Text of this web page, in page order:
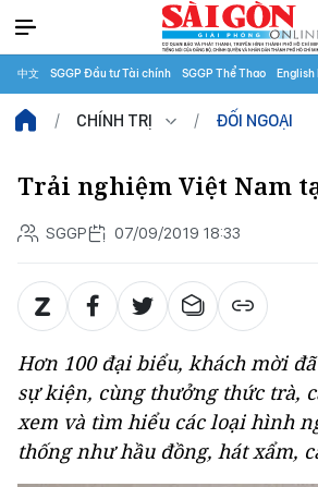
中文 SGGP Đầu tư Tài chính SGGP Thể Thao
CHÍNH TRỊ ĐỐI NGOẠI
Trải nghiệm Việt Nam
SGGP 07/09/2019 18:33
Hơn 100 đại biểu, khách mời
sự kiện, cùng thưởng thức trà,
xem và tìm hiểu các loại hình
thống như hầu đồng, hát xẩm,